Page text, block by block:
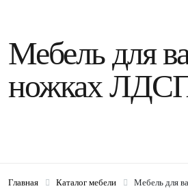
Мебель для
ножках
Главная Каталог мебели Мебель для